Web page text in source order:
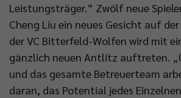
Leistungsträger.“ Zwölf neue
Cheng Liu ein neues Gesicht auf
der VC Bitterfeld-Wolfen wird mit
gänzlich neuen Antlitz auftreten.
und das gesamte Betreuerteam
daran, das Potential jedes